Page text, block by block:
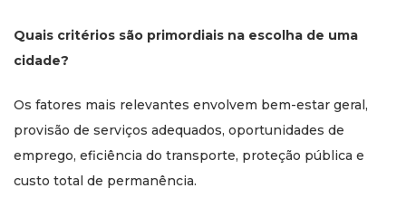
Quais critérios são primordiais na escolha de uma
cidade?
Os fatores mais relevantes envolvem bem-estar geral,
provisão de serviços adequados, oportunidades de
emprego, eficiência do transporte, proteção pública e
custo total de permanência.